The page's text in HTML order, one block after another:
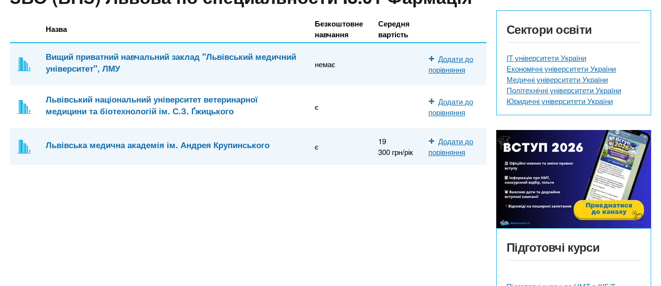
n
t
s
n
и
а
Назва
Безкоштовне
навчання
Середня
вартість
Вищий приватний навчальний заклад "Львівський медичний
університет", ЛМУ
немає
Додати до
порівняння
Львівський національний університет ветеринарної
медицини та біотехнологій ім. С.З. Ґжицького
є
Додати до
порівняння
Львівська медична академія ім. Андрея Крупинського є
19
300 грн/рік
Додати до
порівняння
Сектори освіти
IT університети України
Економічні університети України
Медичні університети України
Політехнічні університети України
Юридичні університети України
Підготовчі курси